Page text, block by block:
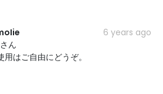
6 years ago
ん
用はご自由にどうぞ。